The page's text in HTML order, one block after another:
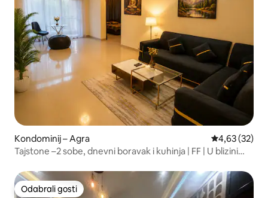
Kondominij – Agra Prosječna
4,63 (32)
Tajstone –2 sobe, dnevni boravak i kuhinja | FF | U blizini
Odabrali gosti
Odabrali gosti